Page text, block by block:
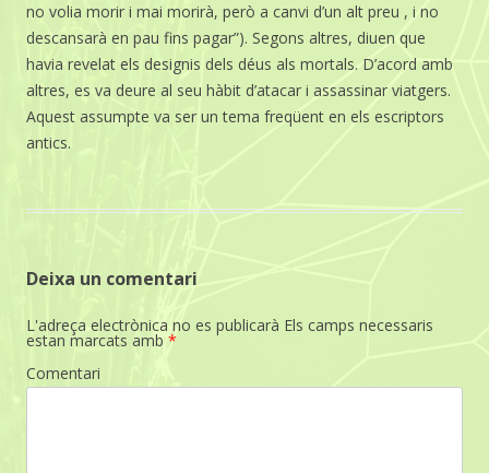
no volia morir i mai morirà, però a canvi d’un alt preu , i no
descansarà en pau fins pagar”). Segons altres, diuen que
havia revelat els designis dels déus als mortals. D’acord amb
altres, es va deure al seu hàbit d’atacar i assassinar viatgers.
Aquest assumpte va ser un tema freqüent en els escriptors
antics.
Deixa un comentari
L'adreça electrònica no es publicarà Els camps necessaris
estan marcats amb *
Comentari